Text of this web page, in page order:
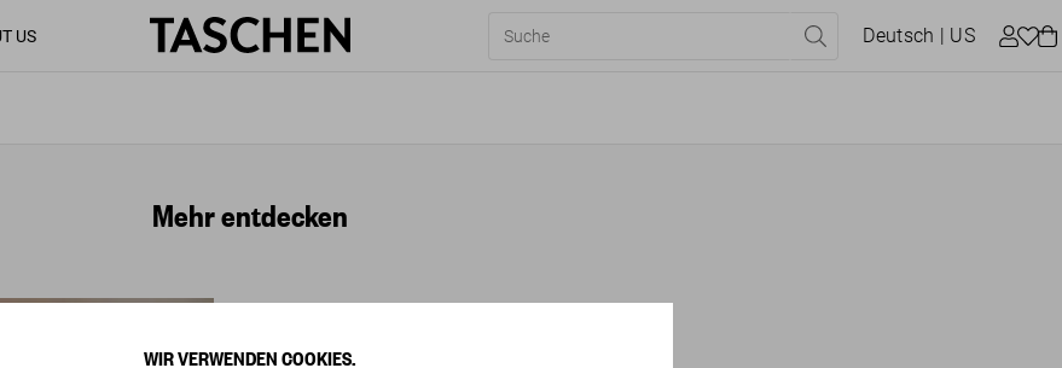
WIR VERWENDEN COOKIES.
US Deutsch | US
Mehr entdecken